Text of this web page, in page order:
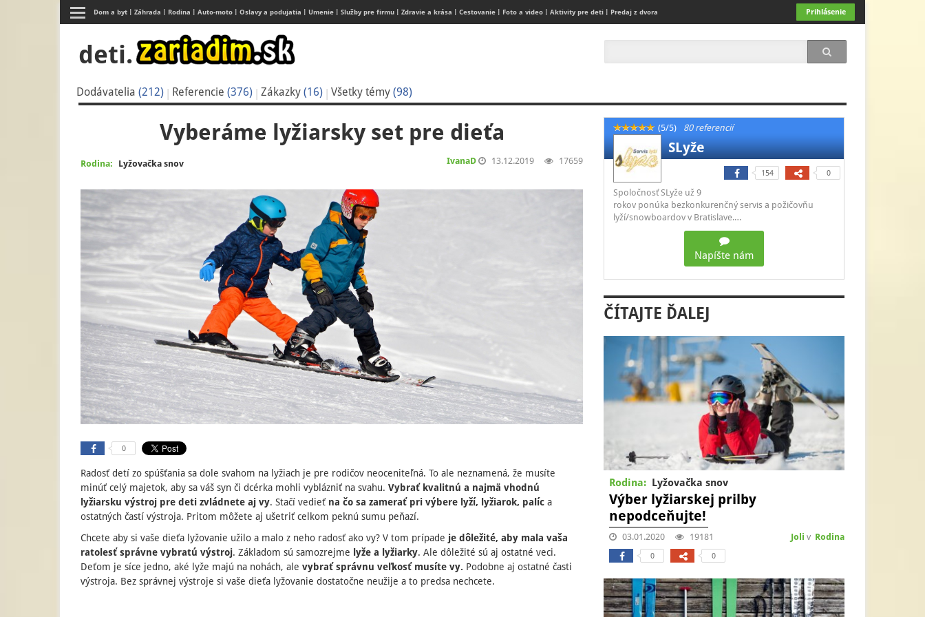
Prihlásenie
Dom a byt Záhrada Rodina Auto-moto Oslavy a podujatia Umenie Služby pre firmu Zdravie a krása Cestovanie Foto a video Aktivity pre deti Predaj z dvora
deti.
Dodávatelia (212) Referencie (376) Zákazky (16) Všetky témy (98)
Vyberáme lyžiarsky set pre dieťa
Rodina: Lyžovačka snov IvanaD 13.12.2019 17659
0
Radosť detí zo spúšťania sa dole svahom na lyžiach je pre rodičov neoceniteľná. To ale neznamená, že musíte
minúť celý majetok, aby sa váš syn či dcérka mohli vyblázniť na svahu. Vybrať kvalitnú a najmä vhodnú
lyžiarsku výstroj pre deti zvládnete aj vy. Stačí vedieť na čo sa zamerať pri výbere lyží, lyžiarok, palíc a
ostatných častí výstroja. Pritom môžete aj ušetriť celkom peknú sumu peňazí.
Chcete aby si vaše dieťa lyžovanie užilo a malo z neho radosť ako vy? V tom prípade je dôležité, aby mala vaša
ratolesť správne vybratú výstroj. Základom sú samozrejme lyže a lyžiarky. Ale dôležité sú aj ostatné veci.
Deťom je síce jedno, aké lyže majú na nohách, ale vybrať správnu veľkosť musíte vy. Podobne aj ostatné časti
výstroja. Bez správnej výstroje si vaše dieťa lyžovanie dostatočne neužije a to predsa nechcete.
(5/5) 80 referencií
SLyže
154 0
Spoločnosť SLyže už 9
rokov ponúka bezkonkurenčný servis a požičovňu
lyží/snowboardov v Bratislave.…
Napíšte nám
ČÍTAJTE ĎALEJ
Rodina: Lyžovačka snov
Výber lyžiarskej prilby
nepodceňujte!
03.01.2020 19181 Joli v Rodina
0 0